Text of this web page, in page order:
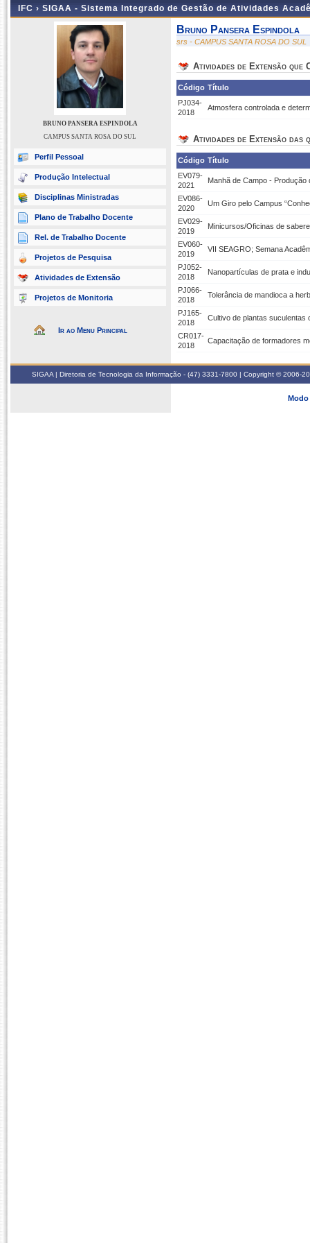
IFC › SIGAA - Sistema Integrado de Gestão de Atividades
BRUNO PANSERA ESPINDOLA
CAMPUS SANTA ROSA DO SUL
Perfil Pessoal
Produção Intelectual
Disciplinas Ministradas
Plano de Trabalho Docente
Rel. de Trabalho Docente
Projetos de Pesquisa
Atividades de Extensão
Projetos de Monitoria
Ir ao Menu Principal
Bruno Pansera Espindola
srs - CAMPUS SANTA ROSA DO SUL
Atividades de Extensão que
Código Título
PJ034-
2018
Atmosfera controlada e
Atividades de Extensão das
Código Título
EV079-
2021
Manhã de Campo -
EV086-
2020
Um Giro pelo Campus
EV029-
2019
Minicursos/Oficinas de
EV060-
2019
VII SEAGRO; Semana
PJ052-
2018
Nanopartículas de prata e
PJ066-
2018
Tolerância de mandioca a
PJ165-
2018
Cultivo de plantas suculentas
CR017-
2018
Capacitação de formadores
SIGAA | Diretoria de Tecnologia da Informação - (47) 3331-7800 | Copyright © 2006-
Modo